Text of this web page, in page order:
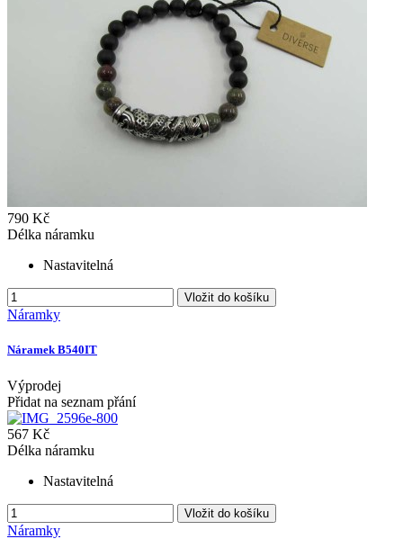
790 Kč
Délka náramku
Nastavitelná
Vložit do košíku
Náramky
Náramek B540IT
Výprodej
Přidat na seznam přání
567 Kč
Délka náramku
Nastavitelná
Vložit do košíku
Náramky